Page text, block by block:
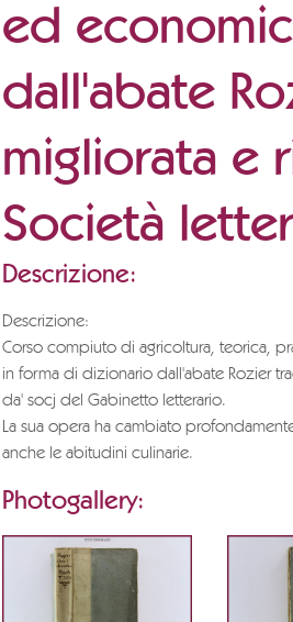
ed
dall'abate
migliorata e
Società
Descrizione:
Descrizione:
Corso compiuto di agricoltura, teorica,
in forma di dizionario dall'abate Rozier
da' socj del Gabinetto letterario.
La sua opera ha cambiato
anche le abitudini culinarie.
Photogallery: